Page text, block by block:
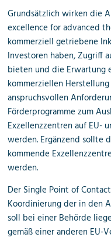
Grundsätzlich wirken die
excellence for advanced
kommerziell getriebene
Investoren haben, Zugriff
bieten und die Erwartung
kommerziellen
anspruchsvollen
Förderprogramme zum
Exzellenzzentren auf EU-
werden. Ergänzend sollte
kommende
werden.
Der Single Point of
Koordinierung der in den
soll bei einer Behörde
gemäß einer anderen EU-